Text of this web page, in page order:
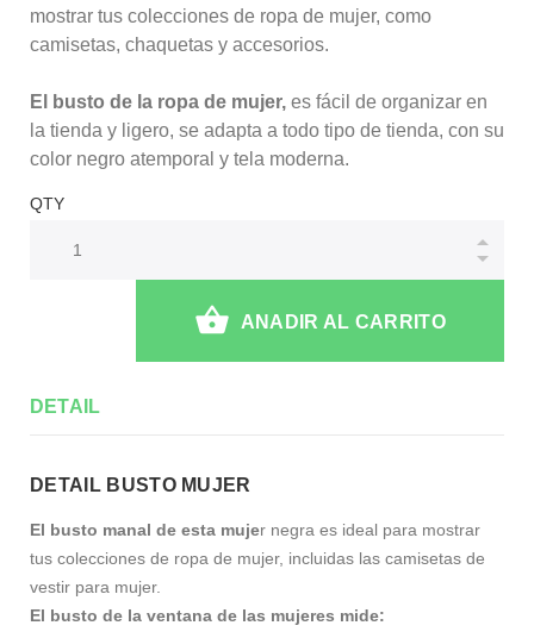
mostrar tus colecciones de ropa de mujer, como
camisetas, chaquetas y accesorios.
El busto de la ropa de mujer, es fácil de organizar en
la tienda y ligero, se adapta a todo tipo de tienda, con su
color negro atemporal y tela moderna.
QTY
ANADIR AL CARRITO
DETAIL
DETAIL BUSTO MUJER
El busto manal de esta mujer negra es ideal para mostrar
tus colecciones de ropa de mujer, incluidas las camisetas de
vestir para mujer.
El busto de la ventana de las mujeres mide: